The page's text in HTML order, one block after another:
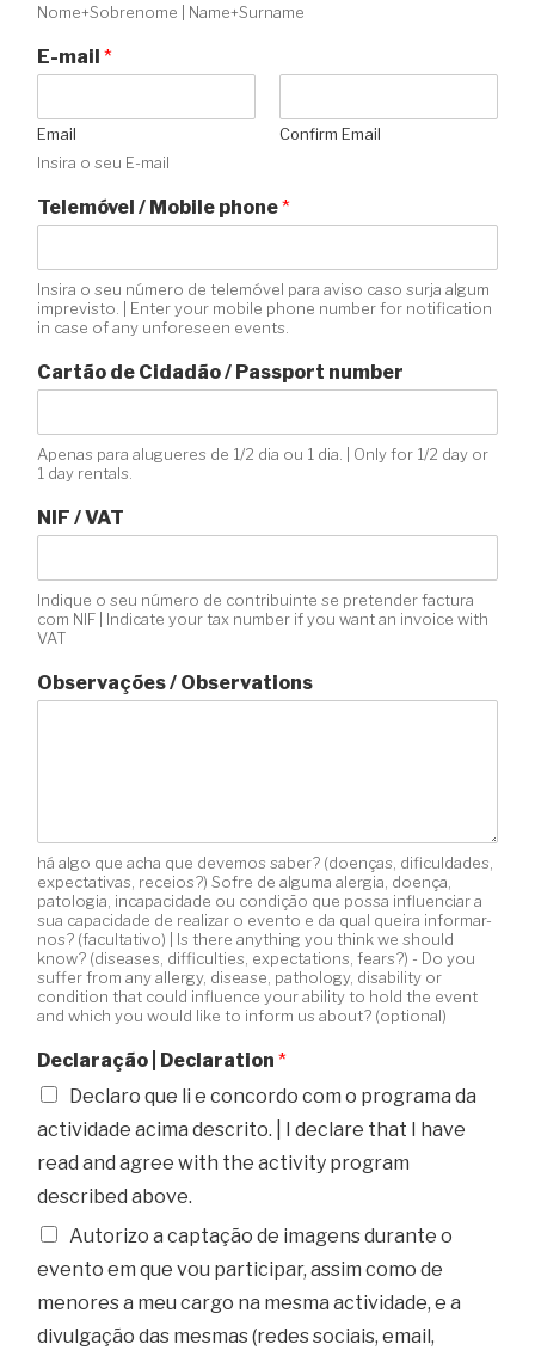
Nome+Sobrenome | Name+Surname
E-mail *
Email
Confirm Email
Insira o seu E-mail
Telemóvel / Mobile phone*
Insira o seu número de telemóvel para aviso caso surja algum
imprevisto. | Enter your mobile phone number for notification
in case of any unforeseen events.
Cartão de Cidadão / Passport number
Apenas para alugueres de 1/2 dia ou 1 dia. | Only for 1/2 day or
1 day rentals.
NIF / VAT
Indique o seu número de contribuinte se pretender factura
com NIF | Indicate your tax number if you want an invoice with
VAT
Observações / Observations
há algo que acha que devemos saber? (doenças, dificuldades,
expectativas, receios?) Sofre de alguma alergia, doença,
patologia, incapacidade ou condição que possa influenciar a
sua capacidade de realizar o evento e da qual queira informar-
nos? (facultativo) | Is there anything you think we should
know? (diseases, difficulties, expectations, fears?) - Do you
suffer from any allergy, disease, pathology, disability or
condition that could influence your ability to hold the event
and which you would like to inform us about? (optional)
Declaração | Declaration *
Declaro que li e concordo com o programa da
actividade acima descrito. | I declare that I have
read and agree with the activity program
described above.
Autorizo a captação de imagens durante o
evento em que vou participar, assim como de
menores a meu cargo na mesma actividade, e a
divulgação das mesmas (redes sociais, email,